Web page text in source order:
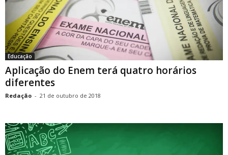
Educação
Aplicação do Enem terá quatro horários
diferentes
Redação - 21 de outubro de 2018